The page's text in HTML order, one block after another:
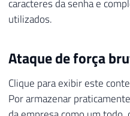
caracteres da senha e
utilizados.
Ataque de força
Clique para exibir este
Por armazenar